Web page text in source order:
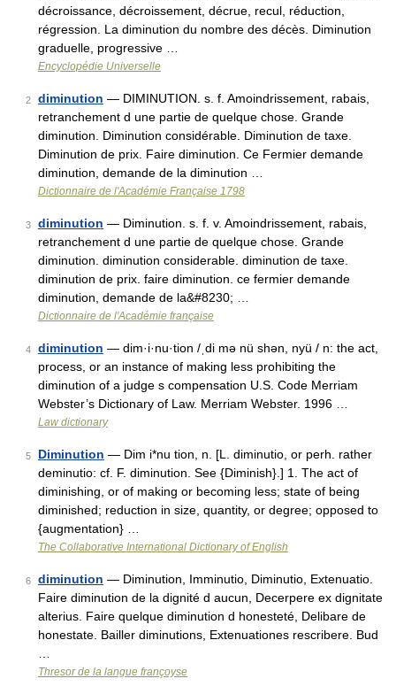
décroissance, décroissement, décrue, recul, réduction,
régression. La diminution du nombre des décès. Diminution
graduelle, progressive …
Encyclopédie Universelle
2 diminution — DIMINUTION. s. f. Amoindrissement, rabais,
retranchement d une partie de quelque chose. Grande
diminution. Diminution considérable. Diminution de taxe.
Diminution de prix. Faire diminution. Ce Fermier demande
diminution, demande de la diminution …
Dictionnaire de l'Académie Française 1798
3 diminution — Diminution. s. f. v. Amoindrissement, rabais,
retranchement d une partie de quelque chose. Grande
diminution. diminution considerable. diminution de taxe.
diminution de prix. faire diminution. ce fermier demande
diminution, demande de la&#8230; …
Dictionnaire de l'Académie française
4 diminution — dim·i·nu·tion /ˌdi mə nü shən, nyü / n: the act,
process, or an instance of making less prohibiting the
diminution of a judge s compensation U.S. Code Merriam
Webster’s Dictionary of Law. Merriam Webster. 1996 …
Law dictionary
5 Diminution — Dim i*nu tion, n. [L. diminutio, or perh. rather
deminutio: cf. F. diminution. See {Diminish}.] 1. The act of
diminishing, or of making or becoming less; state of being
diminished; reduction in size, quantity, or degree; opposed to
{augmentation} …
The Collaborative International Dictionary of English
6 diminution — Diminution, Imminutio, Diminutio, Extenuatio.
Faire diminution de la dignité d aucun, Decerpere ex dignitate
alterius. Faire quelque diminution d honesteté, Delibare de
honestate. Bailler diminutions, Extenuationes rescribere. Bud
Thresor de la langue françoyse